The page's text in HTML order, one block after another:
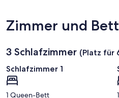
Zimmer und
3 Schlafzimmer (Platz für
Schlafzimmer 1
1 Queen-Bett